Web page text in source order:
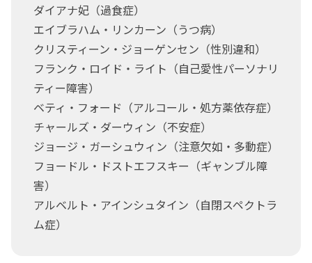
ダイアナ妃（過食症）
エイブラハム・リンカーン（うつ病）
クリスティーン・ジョーゲンセン（性別違和）
フランク・ロイド・ライト（自己愛性パーソナリ
ティー障害）
ベティ・フォード（アルコール・処方薬依存症）
チャールズ・ダーウィン（不安症）
ジョージ・ガーシュウィン（注意欠如・多動症）
フョードル・ドストエフスキー（ギャンブル障
害）
アルベルト・アインシュタイン（自閉スペクトラ
ム症）